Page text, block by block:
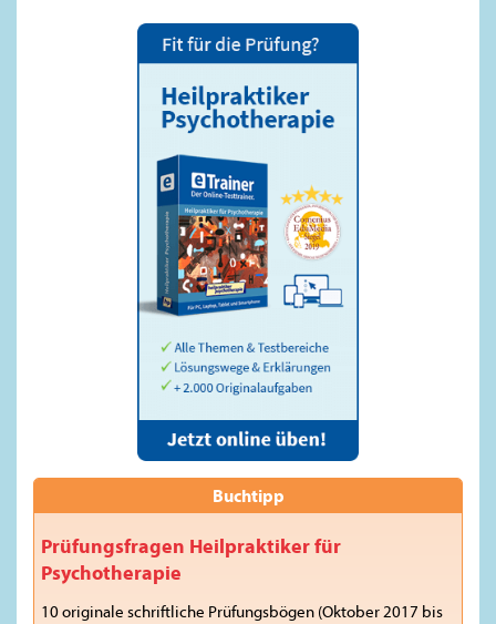
Buchtipp
Prüfungsfragen Heilpraktiker für
Psychotherapie
10 originale schriftliche Prüfungsbögen (Oktober 2017 bis